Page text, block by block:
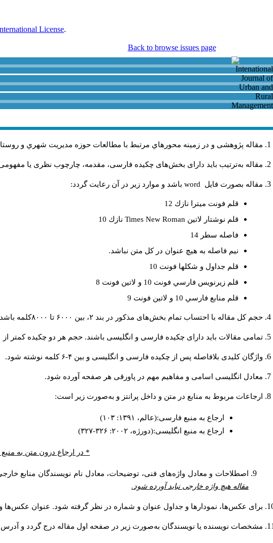
License.
Back to browse issues page
مقاله پژوهشی و در زمینه محورهاي مرتبط با مطالعات حوزه مديريت شهري و
مقاله به‌ترتیب باید دارای بخش‌های چکیده فارسی، مقدمه، چارچوب نظری یا
مقاله بصورت فايل word باشد و موارد زير در آن رعايت گردد:
قلم فونت ميترا نازك 12
قلم نوشتار لاتين Times New Roman نازك 10
فاصله سطر 14
نيم فاصله به هيچ عنوان در كل متن نباشد.
قلم جداول و شكلها فونت 10
قلم زيرنويس فارسي فونت 10 و لاتين فونت 8
قلم منابع فارسي 10 و لاتين فونت 9
حجم کل مقاله با احتساب تمام بخش‌های مذکور در بند ۲، بین ۶۰۰۰ تا ۸۰۰۰کلمه باشد.
تمامی مقالات باید دارای چکیده فارسی و انگلیسی باشند. حجم هر دو چکیده کمتر از ۲۰۰ و بیشتر از ۲۵۰ کلمه نباشد.
واژگان کلیدی بلافاصله پس از چکیده فارسی و انگلیسی و بین ۴-۶ کلمه نوشته شود.
معادل انگلیسی اسامی و مفاهیم مهم در پاورقی هر صفحه آورده شود.
ارجاعات مربوط به منابع در متن و داخل پرانتز و به‌صورت زیر است:
ارجاع به منبع فارسی:(عالم، ۱۳۹۱: ۱۰۳)
ارجاع به منبع انگلیسی:(دورژه، ۲۰۰۲: ۳۲۶-۳۲۷)
* در ارجاع درون متن به
اصطلاحات و معادل واژه‌های فنی، توضیحات، معادل نام نویسندگان منابع
مقاله هیچ واژه خارجی نباید آورده شود.
برای عکس‌ها، نمودارها و جداول عنوان و شماره در نظر گرفته شود. عنوان عکس‌ها و
مشخصات نویسنده یا نویسندگان به‌صورت زیر در صفحه اول مقاله درج گردد و